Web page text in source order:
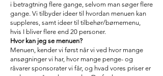
i betragtning flere gange, selvom man søger flere
gange. Vi tilbyder ideer til hvordan menuen kan
suppleres, samt ideer til tilbehør/børnemenu,
hvis I bliver flere end 20 personer.
Hvor kan jeg se menuen?
Menuen, kender vi først når vi ved hvor mange
ansøgninger vi har, hvor mange penge- og
råvarer sponsorater vi får, og hvad vores priser er